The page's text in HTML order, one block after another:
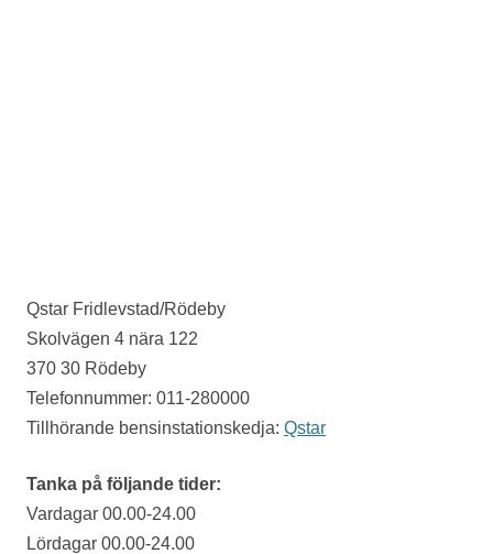
Qstar Fridlevstad/Rödeby
Skolvägen 4 nära 122
370 30 Rödeby
Telefonnummer: 011-280000
Tillhörande bensinstationskedja: Qstar
Tanka på följande tider:
Vardagar 00.00-24.00
Lördagar 00.00-24.00